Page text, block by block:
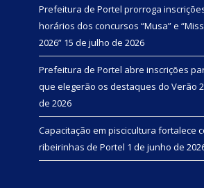
Prefeitura de Portel prorroga
horários dos concursos “Musa” e
2026” 15 de julho de 2026
Prefeitura de Portel abre inscrições
que elegerão os destaques do Verão
de 2026
Capacitação em piscicultura fortalece
ribeirinhas de Portel 1 de junho de